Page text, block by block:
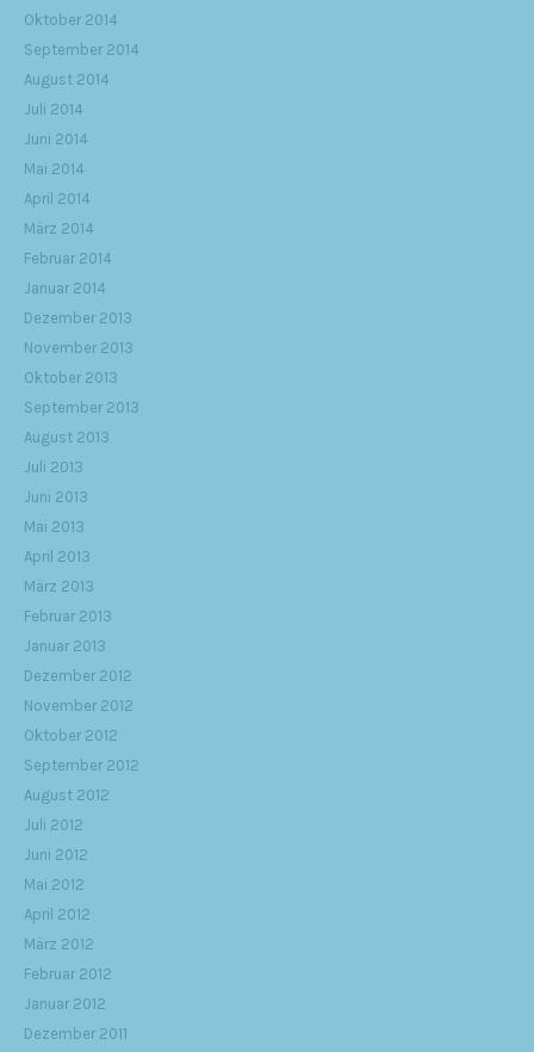
Oktober 2014
September 2014
August 2014
Juli 2014
Juni 2014
Mai 2014
April 2014
März 2014
Februar 2014
Januar 2014
Dezember 2013
November 2013
Oktober 2013
September 2013
August 2013
Juli 2013
Juni 2013
Mai 2013
April 2013
März 2013
Februar 2013
Januar 2013
Dezember 2012
November 2012
Oktober 2012
September 2012
August 2012
Juli 2012
Juni 2012
Mai 2012
April 2012
März 2012
Februar 2012
Januar 2012
Dezember 2011